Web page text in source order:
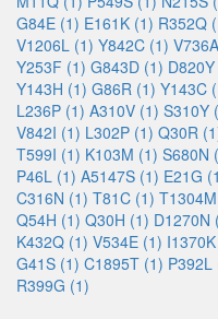
G84E (1) E161K (1) R352Q
V1206L (1) Y842C (1)
Y253F (1) G843D (1)
Y143H (1) G86R (1) Y143C
L236P (1) A310V (1) S310Y
V842I (1) L302P (1) Q30R
T599I (1) K103M (1) S680N
P46L (1) A5147S (1) E21G
C316N (1) T81C (1)
Q54H (1) Q30H (1) D1270N
K432Q (1) V534E (1)
G41S (1) C1895T (1) P392L
R399G (1)